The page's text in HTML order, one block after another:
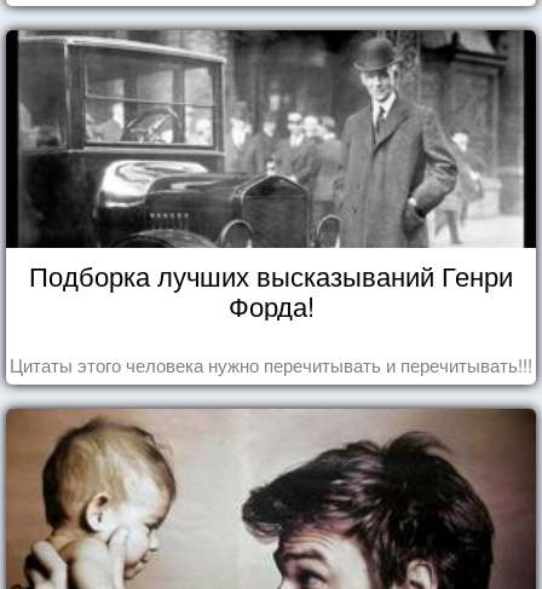
Подборка лучших высказываний Генри
Форда!
Цитаты этого человека нужно перечитывать и перечитывать!!!